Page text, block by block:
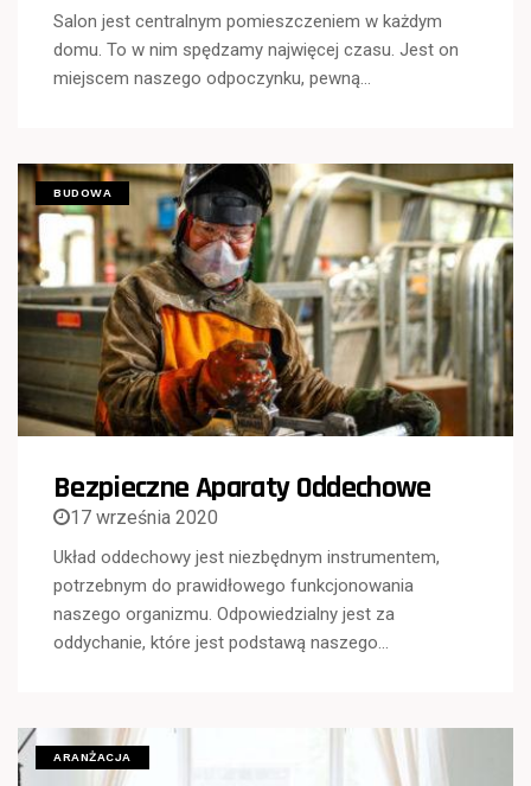
Salon jest centralnym pomieszczeniem w każdym
domu. To w nim spędzamy najwięcej czasu. Jest on
miejscem naszego odpoczynku, pewną…
BUDOWA
Bezpieczne Aparaty Oddechowe
17 września 2020
Układ oddechowy jest niezbędnym instrumentem,
potrzebnym do prawidłowego funkcjonowania
naszego organizmu. Odpowiedzialny jest za
oddychanie, które jest podstawą naszego…
ARANŻACJA